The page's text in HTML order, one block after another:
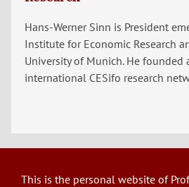
Hans-Werner Sinn is President
Institute for Economic Research
University of Munich. He founded
international CESifo research
This is the personal website of